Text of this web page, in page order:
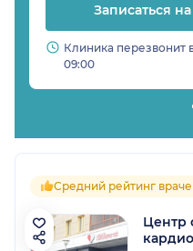
Записаться
Клиника перезвонит
09:00
Средний рейтинг
Центр